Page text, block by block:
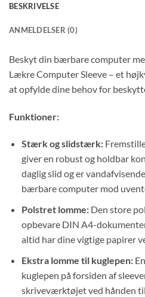
BESKRIVELSE
ANMELDELSER (0)
Beskyt din bærbare computer
Lækre Computer Sleeve – et
at opfylde dine behov for
Funktioner:
Stærk og slidstærk:
giver en robust og holdbar
daglig slid og er
bærbare computer mod
Polstret lomme:Den store
opbevare DIN A4-
altid har dine vigtige papirer
Ekstra lomme til kuglepen:
kuglepen på forsiden af
skriveværktøjet ved hånden